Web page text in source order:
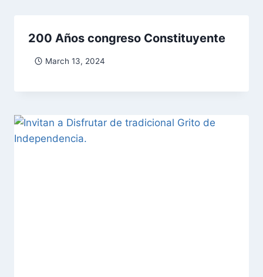
200 Años congreso Constituyente
March 13, 2024